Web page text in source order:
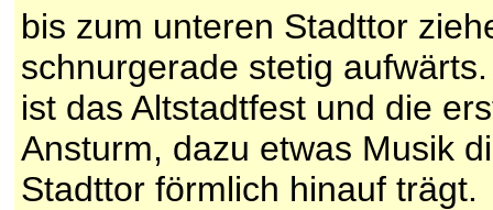
bis zum unteren Stadttor
schnurgerade stetig
ist das Altstadtfest und die
Ansturm, dazu etwas Musik
Stadttor förmlich hinauf trägt.